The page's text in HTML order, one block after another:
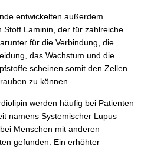
entwickelten außerdem
Stoff Laminin, der für zahlreiche
für die Verbindung, die
das Wachstum und die
scheinen somit den Zellen
zu können.
werden häufig bei Patienten
namens Systemischer Lupus
Menschen mit anderen
gefunden. Ein erhöhter